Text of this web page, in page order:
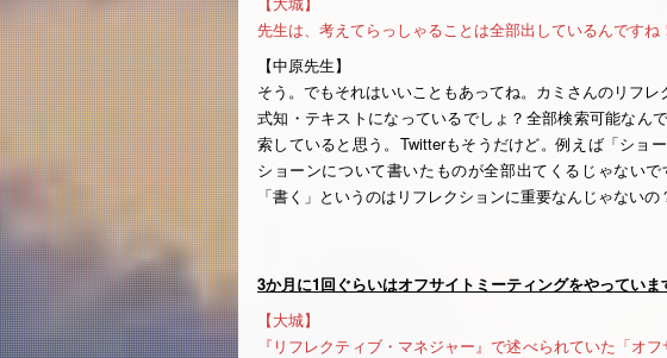
先生は、考えてらっしゃることは全部出しているんですね
【中原先生】
そう。でもそれはいいこともあってね。カミさんのリフ
式知・テキストになっているでしょ？全部検索可能なん
索していると思う。Twitterもそうだけど。例えば「ショ
ショーンについて書いたものが全部出てくるじゃない
「書く」というのはリフレクションに重要なんじゃないの
3か月に1回ぐらいはオフサイトミーティングをやっていま
【大城】
『リフレクティブ・マネジャー』で述べられていた「オ